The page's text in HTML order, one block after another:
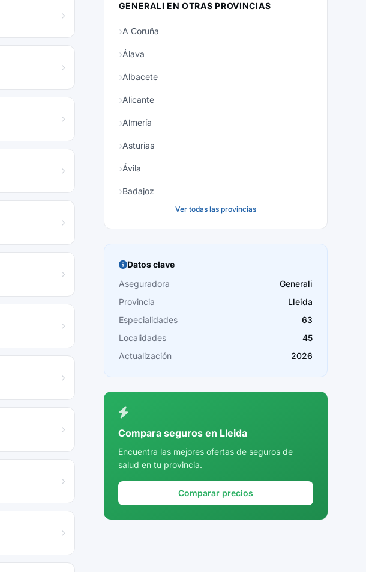
GENERALI EN OTRAS PROVINCIAS
A Coruña
Álava
Albacete
Alicante
Almería
Asturias
Ávila
Badajoz
Burgos
Cáceres
Cádiz
Cantabria
Castellón
Córdoba
Cuenca
Girona
Ver todas las provincias
Datos clave
Aseguradora
Generali
Provincia
Lleida
Especialidades
63
Localidades
45
Actualización
2026
Compara seguros en Lleida
Encuentra las mejores ofertas de seguros de
salud en tu provincia.
Comparar precios